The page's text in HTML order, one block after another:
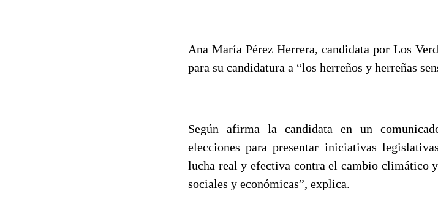
Ana María Pérez Herrera, candidata por Los
para su candidatura a “los herreños y herreñas
Según afirma la candidata en un
elecciones para presentar iniciativas
lucha real y efectiva contra el cambio climático y
sociales y económicas”, explica.